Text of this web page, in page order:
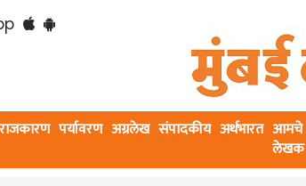
राजकारण पर्यावरण अग्रलेख संपादकीय अर्थभारत आमचे
लेखक